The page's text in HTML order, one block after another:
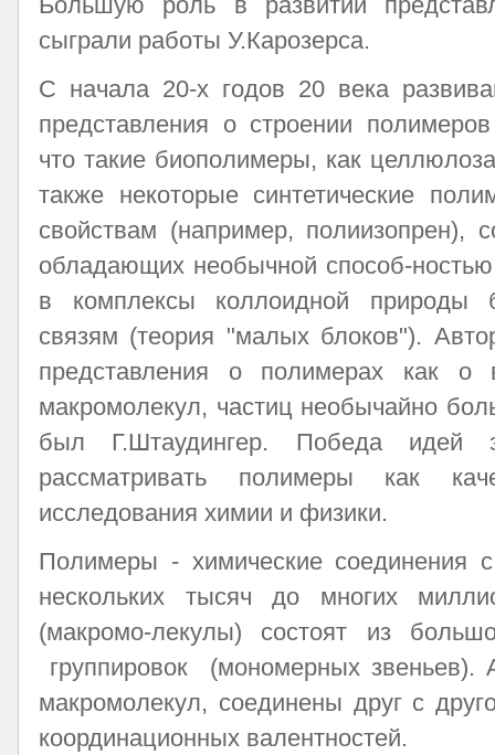
сыграли работы У.Карозерса.
С начала 20-х годов 20 века
представления о строении
что такие биополимеры, как
также некоторые синтетические
свойствам (например, полиизопрен),
обладающих необычной способ-
в комплексы коллоидной природы
связям (теория "малых блоков").
представления о полимерах как о
макромолекул, частиц необычайно
был Г.Штаудингер. Победа идей
рассматривать полимеры как
исследования химии и физики.
Полимеры - химические соединения
нескольких тысяч до многих
(макромо-лекулы) состоят из
группировок (мономерных
макромолекул, соединены друг с
координационных валентностей.